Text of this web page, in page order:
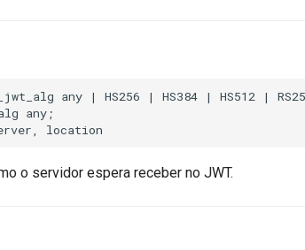
any | HS256 | HS384 | HS512 |
any;
o servidor espera receber no JWT.